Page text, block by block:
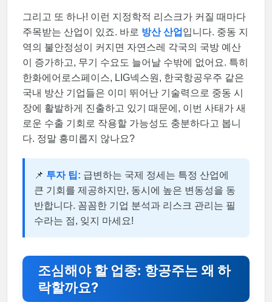
그리고 또 하나! 이런 지정학적 리스크가 커질 때마다
주목받는 산업이 있죠. 바로 방산 산업 입니다. 중동 지
역의 불안정성이 커지면 자연스레 각국의 국방 예산
이 증가하고, 무기 수요도 늘어날 수밖에 없어요. 특히
한화에어로스페이스, LIG넥스원, 한국항공우주 같은
국내 방산 기업들은 이미 뛰어난 기술력으로 중동 시
장에 활발하게 진출하고 있기 때문에, 이번 사태가 새
로운 수출 기회로 작용할 가능성도 충분하다고 봅니
다. 정말 흥미롭지 않나요?
📌 투자 팁: 급변하는 국제 정세는 특정 산업에
큰 기회를 제공하지만, 동시에 높은 변동성을 동
반합니다. 꼼꼼한 기업 분석과 리스크 관리는 필
수라는 점, 잊지 마세요!
조심해야 할 업종: 항공주는 왜 하
락할까요?